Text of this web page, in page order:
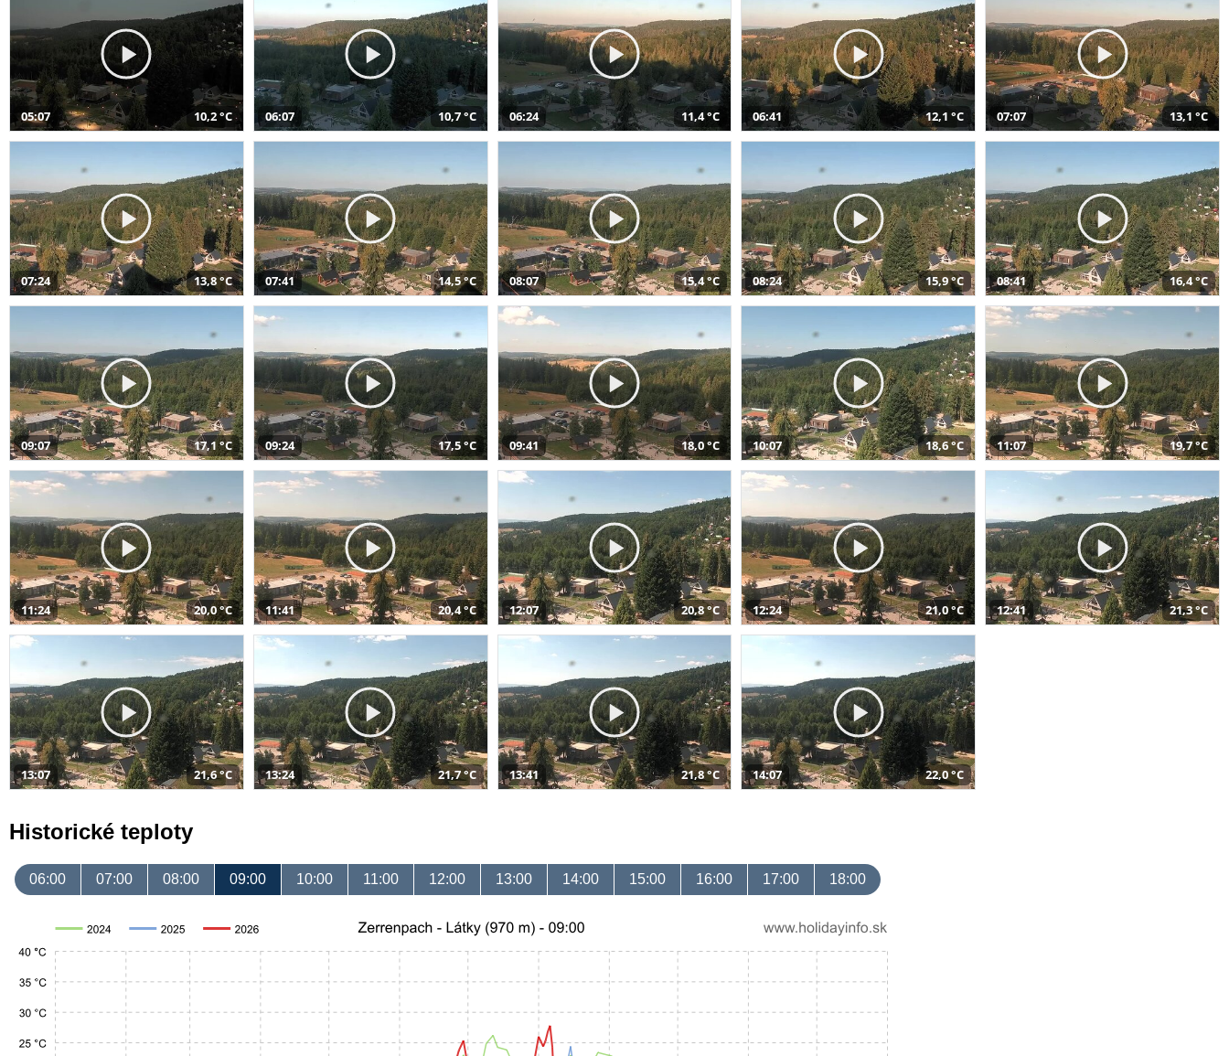
05:07 10,2 °C 06:07 10,7 °C 06:24 11,4 °C 06:41 12,1 °C 07:07 13,1 °C
07:24 13,8 °C 07:41 14,5 °C 08:07 15,4 °C 08:24 15,9 °C 08:41 16,4 °C
09:07 17,1 °C 09:24 17,5 °C 09:41 18,0 °C 10:07 18,6 °C 11:07 19,7 °C
11:24 20,0 °C 11:41 20,4 °C 12:07 20,8 °C 12:24 21,0 °C 12:41 21,3 °C
13:07 21,6 °C 13:24 21,7 °C 13:41 21,8 °C 14:07 22,0 °C
Historické teploty
06:00 07:00 08:00 09:00 10:00 11:00 12:00 13:00 14:00 15:00 16:00 17:00 18:00